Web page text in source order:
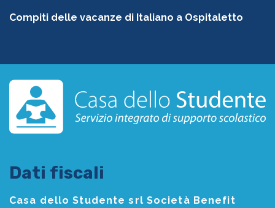
Compiti delle vacanze di Italiano a Ospitaletto
Dati fiscali
Casa dello Studente srl Società Benefit